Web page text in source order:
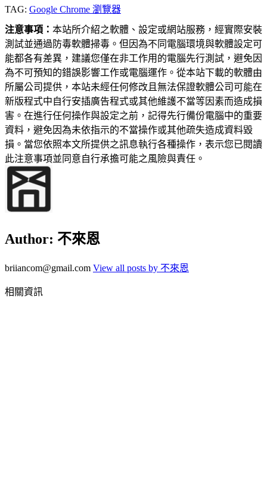
TAG: Google Chrome 瀏覽器
注意事項： 本站所介紹之軟體、設定或網站服務，經實際安裝
測試並通過防毒軟體掃毒。但因為不同電腦環境與軟體設定可
能都各有差異，建議您僅在非工作用的電腦先行測試，避免因
為不可預知的錯誤影響工作或電腦運作。從本站下載的軟體由
所屬公司提供，本站未經任何修改且無法保證軟體公司可能在
新版程式中自行安插廣告程式或其他維護不當等因素而造成損
害。在進行任何操作與設定之前，記得先行備份電腦中的重要
資料，避免因為未依指示的不當操作或其他疏失造成資料毀
損。當您依照本文所提供之訊息執行各種操作，表示您已閱讀
此注意事項並同意自行承擔可能之風險與責任。
Author: 不來恩
briiancom@gmail.com View all posts by 不來恩
相關資訊